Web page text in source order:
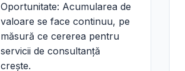
Oportunitate: Acumularea de
valoare se face continuu, pe
măsură ce cererea pentru
servicii de consultanță
crește.